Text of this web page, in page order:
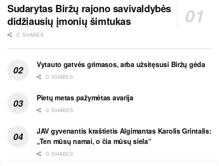
Sudarytas Biržų rajono savivaldybės
didžiausių įmonių šimtukas
0 SHARES
Vytauto gatvės grimasos, arba užsitęsusi Biržų gėda
0 SHARES
Pietų metas pažymėtas avarija
0 SHARES
JAV gyvenantis kraštietis Algimantas Karolis Grintalis:
„Ten mūsų namai, o čia mūsų siela“
0 SHARES